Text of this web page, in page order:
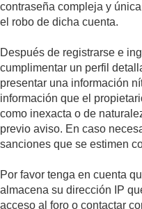
contraseña compleja y
el robo de dicha cuenta.
Después de registrarse e
cumplimentar un perfil
presentar una información
información que el
como inexacta o de
previo aviso. En caso
sanciones que se estimen
Por favor tenga en cuenta
almacena su dirección IP
acceso al foro o contactar